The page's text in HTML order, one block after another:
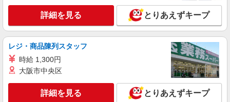
愛知県名古屋市中村区／最寄駅：名古屋駅
＜名古屋駅直結＞桜通線・名鉄・近鉄・あおなみ
線からも便利！
キープ 詳細を見る
派遣社員
パーソルテンプスタッフ株式会社 名古屋コーディネートセンタ
ー/26-0598178
［未経験OKだけど1650円］間違い探しみたい
詳細を見る とりあえずキープ
レジ・商品陳列スタッフ
時給 1,300円
大阪市中央区
詳細を見る とりあえずキープ